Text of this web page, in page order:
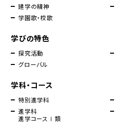
建学の精神
学園歌・校歌
学びの特色
探究活動
グローバル
学科・コース
特別進学科
進学科
進学コースⅠ類